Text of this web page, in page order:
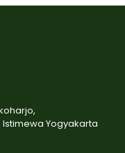
Yogyakarta